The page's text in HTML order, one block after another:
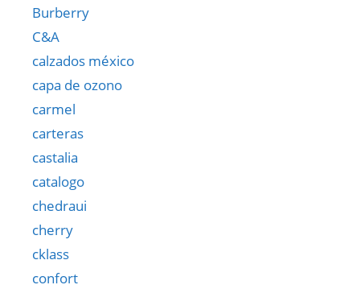
Burberry
C&A
calzados méxico
capa de ozono
carmel
carteras
castalia
catalogo
chedraui
cherry
cklass
confort